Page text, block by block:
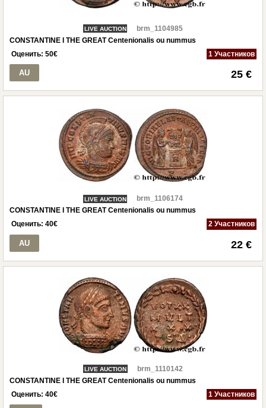
LIVE AUCTION
brm_1104985
CONSTANTINE I THE GREAT Centenionalis ou nummus
Оценить: 50€ 1 Участников
AU 25 €
LIVE AUCTION
brm_1106174
CONSTANTINE I THE GREAT Centenionalis ou nummus
Оценить: 40€ 2 Участников
AU 22 €
LIVE AUCTION
brm_1110142
CONSTANTINE I THE GREAT Centenionalis ou nummus
Оценить: 40€ 1 Участников